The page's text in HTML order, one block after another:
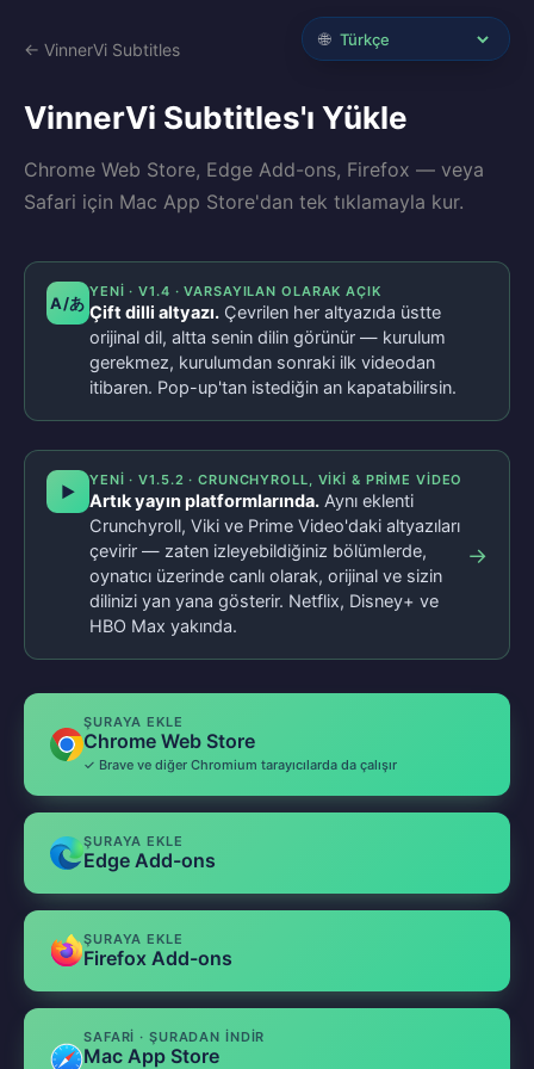
← VinnerVi Subtitles
VinnerVi Subtitles'ı Yükle
Chrome Web Store, Edge Add-ons, Firefox — veya
Safari için Mac App Store'dan tek tıklamayla kur.
A/あ
YENI · V1.4 · VARSAYILAN OLARAK AÇIK
Çift dilli altyazı. Çevrilen her altyazıda üstte
orijinal dil, altta senin dilin görünür — kurulum
gerekmez, kurulumdan sonraki ilk videodan
itibaren. Pop-up'tan istediğin an kapatabilirsin.
▶
YENI · V1.5.2 · CRUNCHYROLL, VIKI & PRIME VIDEO
Artık yayın platformlarında. Aynı eklenti
Crunchyroll, Viki ve Prime Video'daki altyazıları
çevirir — zaten izleyebildiğiniz bölümlerde,
oynatıcı üzerinde canlı olarak, orijinal ve sizin
dilinizi yan yana gösterir. Netflix, Disney+ ve
HBO Max yakında.
→
ŞURAYA EKLE
Chrome Web Store
✓ Brave ve diğer Chromium tarayıcılarda da çalışır
ŞURAYA EKLE
Edge Add-ons
ŞURAYA EKLE
Firefox Add-ons
SAFARI · ŞURADAN INDIR
Mac App Store
🌐